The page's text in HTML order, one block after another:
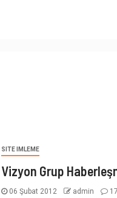
SITE IMLEME
Vizyon Grup
06 Şubat 2012 admin